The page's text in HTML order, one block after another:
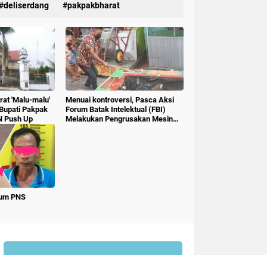
deliserdang pakpakbharat
'Malu-malu'
Pakpak
Push Up
Menuai kontroversi, Pasca Aksi
Forum Batak Intelektual (FBI)
Melakukan Pengrusakan Mesin
PNS